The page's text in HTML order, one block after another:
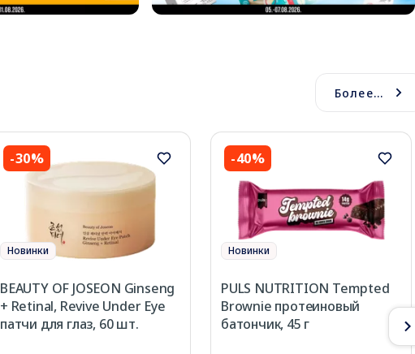
Более...
-30%
Новинки
BEAUTY OF JOSEON Ginseng
+ Retinal, Revive Under Eye
патчи для глаз, 60 шт.
-40%
Новинки
PULS NUTRITION Tempted
Brownie протеиновый
батончик, 45 г